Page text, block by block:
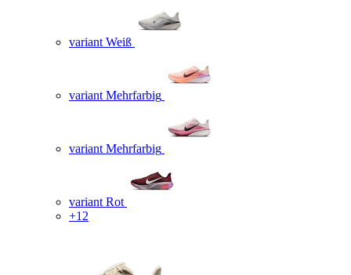
variant Weiß
variant Mehrfarbig
variant Mehrfarbig
variant Rot
+12